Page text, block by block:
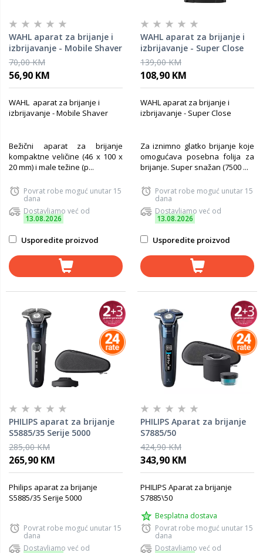
WAHL aparat za brijanje i
izbrijavanje - Mobile Shaver
70,00 KM
56,90 KM
WAHL aparat za brijanje i
izbrijavanje - Mobile Shaver
Bežični aparat za brijanje
kompaktne veličine (46 x 100 x
20 mm) i male težine (p...
Povrat robe moguć unutar 15
dana
Dostavljamo već od
13.08.2026
Usporedite proizvod
WAHL aparat za brijanje i
izbrijavanje - Super Close
139,00 KM
108,90 KM
WAHL aparat za brijanje i
izbrijavanje - Super Close
Za iznimno glatko brijanje koje
omogućava posebna folija za
brijanje. Super snažan (7500 ...
Povrat robe moguć unutar 15
dana
Dostavljamo već od
13.08.2026
Usporedite proizvod
PHILIPS aparat za brijanje
S5885/35 Serije 5000
285,00 KM
265,90 KM
Philips aparat za brijanje
S5885/35 Serije 5000
Povrat robe moguć unutar 15
dana
Dostavljamo već od
PHILIPS Aparat za brijanje
S7885/50
424,90 KM
343,90 KM
PHILIPS Aparat za brijanje
S7885\50
Besplatna dostava
Povrat robe moguć unutar 15
dana
Dostavljamo već od